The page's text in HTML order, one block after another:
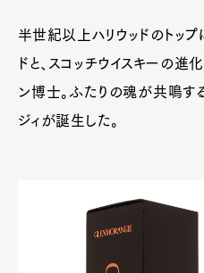
半世紀以上ハリウッドのトップ
ドと、スコッチウイスキーの進
ン博士。ふたりの魂が共鳴す
ジィが誕生した。